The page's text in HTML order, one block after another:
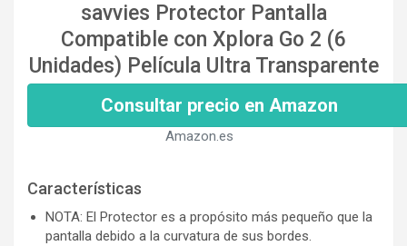
savvies Protector Pantalla
Compatible con Xplora Go 2 (6
Unidades) Película Ultra Transparente
Consultar precio en Amazon
Amazon.es
Características
NOTA: El Protector es a propósito más pequeño que la
pantalla debido a la curvatura de sus bordes.